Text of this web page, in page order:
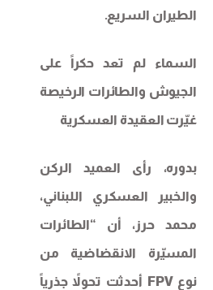
الطيران السريع.
السماء لم تعد حكراً على
الجيوش والطائرات الرخيصة
غيّرت العقيدة العسكرية
بدوره، رأى العميد الركن
والخبير العسكري اللبناني،
محمد حرز، أن “الطائرات
المسيّرة الانقضاضية من
نوع FPV أحدثت تحولاً جذرياً